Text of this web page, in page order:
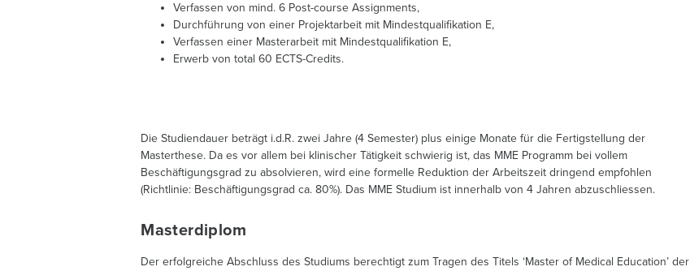
Verfassen von mind. 6 Post-course Assignments,
Durchführung von einer Projektarbeit mit Mindestqualifikation E,
Verfassen einer Masterarbeit mit Mindestqualifikation E,
Erwerb von total 60 ECTS-Credits.
Die Studiendauer beträgt i.d.R. zwei Jahre (4 Semester) plus einige Monate für die Fertigstellung der
Masterthese. Da es vor allem bei klinischer Tätigkeit schwierig ist, das MME Programm bei vollem
Beschäftigungsgrad zu absolvieren, wird eine formelle Reduktion der Arbeitszeit dringend empfohlen
(Richtlinie: Beschäftigungsgrad ca. 80%). Das MME Studium ist innerhalb von 4 Jahren abzuschliessen.
Masterdiplom
Der erfolgreiche Abschluss des Studiums berechtigt zum Tragen des Titels ‘Master of Medical Education’ der